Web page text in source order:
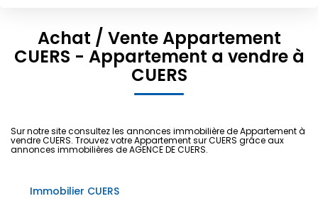
BIENS VENDUS
CONTACT
Sélectionnez...
Type de bien
Surface min
Achat / Vente Appartement
CUERS - Appartement a vendre à
CUERS
Sur notre site consultez les annonces immobilière de Appartement à
vendre CUERS. Trouvez votre Appartement sur CUERS grâce aux
annonces immobilières de AGENCE DE CUERS.
Immobilier CUERS